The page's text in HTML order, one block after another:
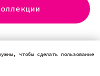
чтобы сделать пользование